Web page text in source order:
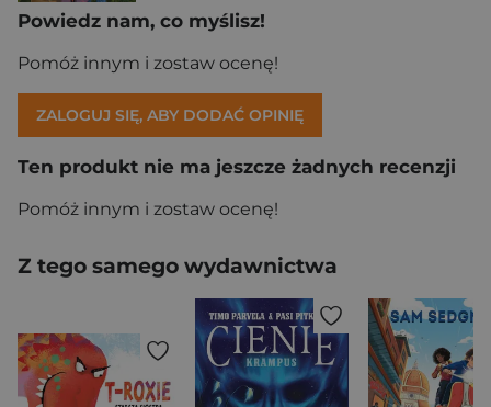
Powiedz nam, co myślisz!
Pomóż innym i zostaw ocenę!
ZALOGUJ SIĘ, ABY DODAĆ OPINIĘ
Ten produkt nie ma jeszcze żadnych recenzji
Pomóż innym i zostaw ocenę!
Z tego samego wydawnictwa